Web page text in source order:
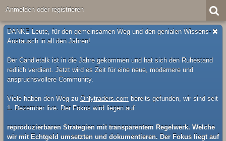
Anmelden oder registrieren
DANKE Leute, für den gemeinsamen Weg und den genialen Wissens-
Austausch in all den Jahren!
Der Candletalk ist in die Jahre gekommen und hat sich den Ruhestand
redlich verdient. Jetzt wird es Zeit für eine neue, modernere und
anspruchsvollere Community.
Viele haben den Weg zu Onlytraders.com bereits gefunden, wir sind seit
1. Dezember live. Der Fokus wird liegen auf
reproduzierbaren Strategien mit transparentem Regelwerk. Welche
wir mit Echtgeld umsetzten und dokumentieren. Der Fokus liegt auf